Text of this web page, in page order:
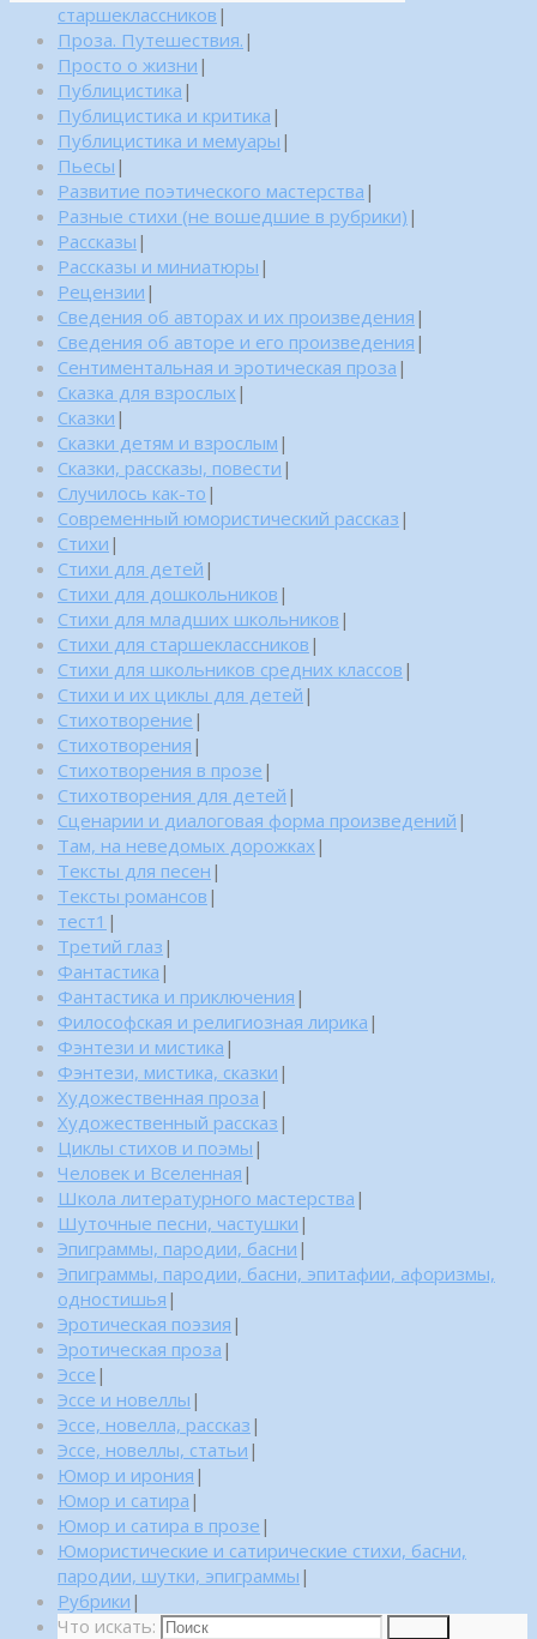
старшеклассников |
Проза. Путешествия. |
Просто о жизни |
Публицистика |
Публицистика и критика |
Публицистика и мемуары |
Пьесы |
Развитие поэтического мастерства |
Разные стихи (не вошедшие в рубрики) |
Рассказы |
Рассказы и миниатюры |
Рецензии |
Сведения об авторах и их произведения |
Сведения об авторе и его произведения |
Сентиментальная и эротическая проза |
Сказка для взрослых |
Сказки |
Сказки детям и взрослым |
Сказки, рассказы, повести |
Случилось как-то |
Современный юмористический рассказ |
Стихи |
Стихи для детей |
Стихи для дошкольников |
Стихи для младших школьников |
Стихи для старшеклассников |
Стихи для школьников средних классов |
Стихи и их циклы для детей |
Стихотворение |
Стихотворения |
Стихотворения в прозе |
Стихотворения для детей |
Сценарии и диалоговая форма произведений |
Там, на неведомых дорожках |
Тексты для песен |
Тексты романсов |
тест1 |
Третий глаз |
Фантастика |
Фантастика и приключения |
Философская и религиозная лирика |
Фэнтези и мистика |
Фэнтези, мистика, сказки |
Художественная проза |
Художественный рассказ |
Циклы стихов и поэмы |
Человек и Вселенная |
Школа литературного мастерства |
Шуточные песни, частушки |
Эпиграммы, пародии, басни |
Эпиграммы, пародии, басни, эпитафии, афоризмы,
одностишья |
Эротическая поэзия |
Эротическая проза |
Эссе |
Эссе и новеллы |
Эссе, новелла, рассказ |
Эссе, новеллы, статьи |
Юмор и ирония |
Юмор и сатира |
Юмор и сатира в прозе |
Юмористические и сатирические стихи, басни,
пародии, шутки, эпиграммы |
Рубрики |
Что искать: